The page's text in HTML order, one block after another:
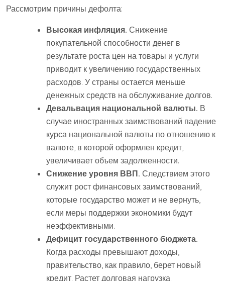
Рассмотрим причины дефолта:
Высокая инфляция. Снижение
покупательной способности денег в
результате роста цен на товары и услуги
приводит к увеличению государственных
расходов. У страны остается меньше
денежных средств на обслуживание долгов.
Девальвация национальной валюты. В
случае иностранных заимствований падение
курса национальной валюты по отношению к
валюте, в которой оформлен кредит,
увеличивает объем задолженности.
Снижение уровня ВВП. Следствием этого
служит рост финансовых заимствований,
которые государство может и не вернуть,
если меры поддержки экономики будут
неэффективными.
Дефицит государственного бюджета.
Когда расходы превышают доходы,
правительство, как правило, берет новый
кредит. Растет долговая нагрузка.